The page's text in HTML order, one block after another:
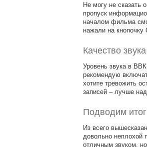
Не могу не сказать
пропуск
началом фильма
нажали на
Качество звука
Уровень звука в
рекомендую
хотите тревожить
записей – лучше
Подводим
Из всего
довольно неплохой
отличным звуком,